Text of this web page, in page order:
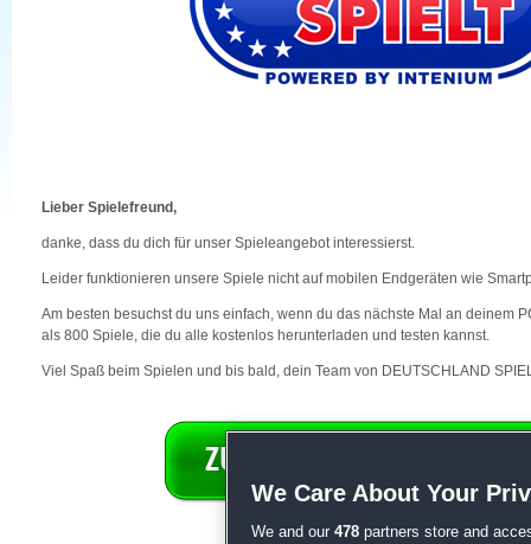
Lieber Spielefreund,
danke, dass du dich für unser Spieleangebot interessierst.
Leider funktionieren unsere Spiele nicht auf mobilen Endgeräten wie
Am besten besuchst du uns einfach, wenn du das nächste Mal an deinem
als 800 Spiele, die du alle kostenlos herunterladen und testen kannst.
Viel Spaß beim Spielen und bis bald, dein Team von DEUTSCHLAND
We Care About Your
We and our 478 partners store and